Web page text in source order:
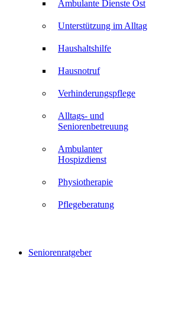
Seniorenratgeber
Ambulante Dienste Ost
Unterstützung im Alltag
Haushaltshilfe
Hausnotruf
Verhinderungspflege
Alltags- und
Seniorenbetreuung
Ambulanter
Hospizdienst
Physiotherapie
Pflegeberatung